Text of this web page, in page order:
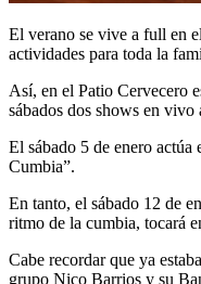
El verano se vive a full en
actividades para toda la
Así, en el Patio Cervecero
sábados dos shows en vivo
El sábado 5 de enero
Cumbia”.
En tanto, el sábado 12 de
ritmo de la cumbia, tocará
Cabe recordar que ya
grupo Nico Barrios y su